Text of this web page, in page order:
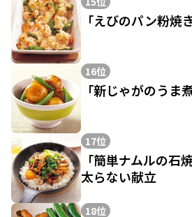
「えびのパン粉焼
16位
「新じゃがのうま
17位
「簡単ナムルの石
太らない献立
18位